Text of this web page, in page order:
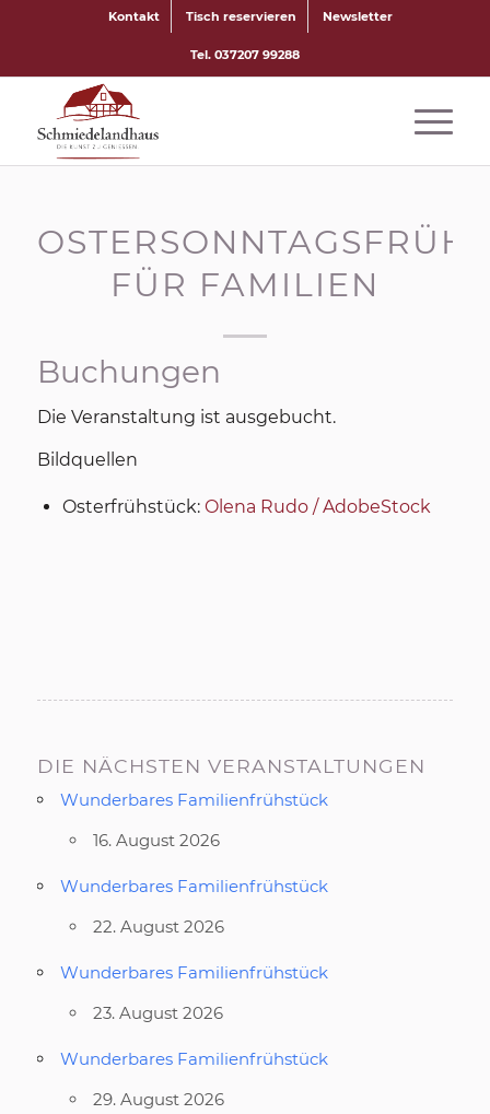
Kontakt Tisch reservieren Newsletter
Tel. 037207 99288
FÜR FAMILIEN
Buchungen
Die Veranstaltung ist ausgebucht.
Bildquellen
Osterfrühstück: Olena Rudo / AdobeStock
DIE NÄCHSTEN VERANSTALTUNGEN
Wunderbares Familienfrühstück
16. August 2026
Wunderbares Familienfrühstück
22. August 2026
Wunderbares Familienfrühstück
23. August 2026
Wunderbares Familienfrühstück
29. August 2026